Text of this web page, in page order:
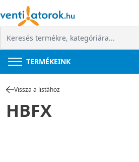
TERMÉKEINK
Vissza a listához
HBFX